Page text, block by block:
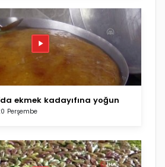
ekmek kadayıfına yoğun
Perşembe